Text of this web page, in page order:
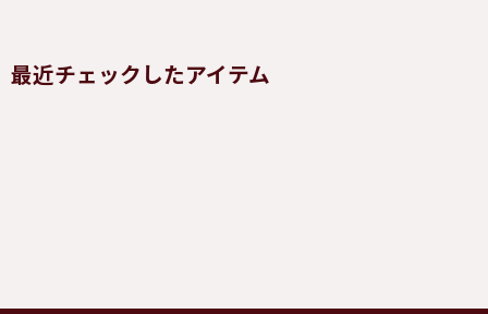
最近チェックしたアイテム